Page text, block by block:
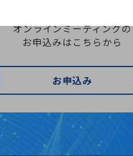
オンラインミーティングの
お申込みはこちらから
お申込み